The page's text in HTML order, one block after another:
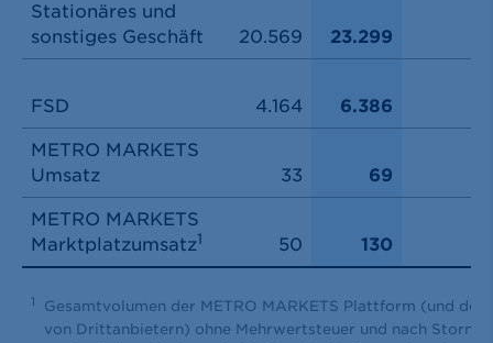
Stationäres und
sonstiges Geschäft
20.569 23.299
FSD 4.164 6.386
METRO MARKETS
Umsatz
33 69
METRO MARKETS
Marktplatzumsatz1 50 130
1
Gesamtvolumen der METRO MARKETS Plattform (und der
von Drittanbietern) ohne Mehrwertsteuer und nach